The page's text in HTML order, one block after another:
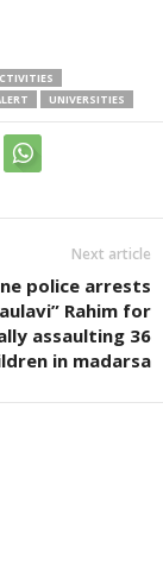
UNIVERSITIES
Next article
police arrests
Rahim for
assaulting 36
in madarsa